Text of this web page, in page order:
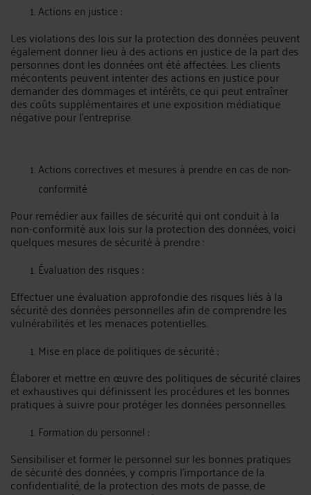
Actions en justice :
Les violations des lois sur la protection des données peuvent
également donner lieu à des actions en justice de la part des
personnes dont les données ont été affectées. Les clients
mécontents peuvent intenter des actions en justice pour
demander des dommages et intérêts, ce qui peut entraîner
des coûts supplémentaires et une exposition médiatique
négative pour l'entreprise.
Actions correctives et mesures à prendre en cas de non-
conformité
Pour remédier aux failles de sécurité qui ont conduit à la
non-conformité aux lois sur la protection des données, voici
quelques mesures de sécurité à prendre :
Évaluation des risques :
Effectuer une évaluation approfondie des risques liés à la
sécurité des données personnelles afin de comprendre les
vulnérabilités et les menaces potentielles.
Mise en place de politiques de sécurité :
Élaborer et mettre en œuvre des politiques de sécurité claires
et exhaustives qui définissent les procédures et les bonnes
pratiques à suivre pour protéger les données personnelles.
Formation du personnel :
Sensibiliser et former le personnel sur les bonnes pratiques
de sécurité des données, y compris l'importance de la
confidentialité, de la protection des mots de passe, de